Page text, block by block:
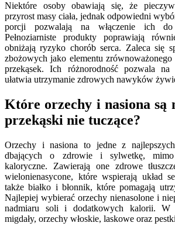
Niektóre osoby obawiają się, że
przyrost masy ciała, jednak odpowiedni
porcji pozwalają na włączenie ich
Pełnoziarniste produkty poprawiają
obniżają ryzyko chorób serca. Zaleca się
zbożowych jako elementu
przekąsek. Ich różnorodność pozwala
ułatwia utrzymanie zdrowych nawyków
Które orzechy i nasiona są
przekąski nie tuczące?
Orzechy i nasiona to jedne z
dbających o zdrowie i sylwetkę,
kaloryczne. Zawierają one zdrowe
wielonienasycone, które wspierają układ
także białko i błonnik, które pomagają
Najlepiej wybierać orzechy nienasolone i
nadmiaru soli i dodatkowych kalorii. W
migdały, orzechy włoskie, laskowe oraz